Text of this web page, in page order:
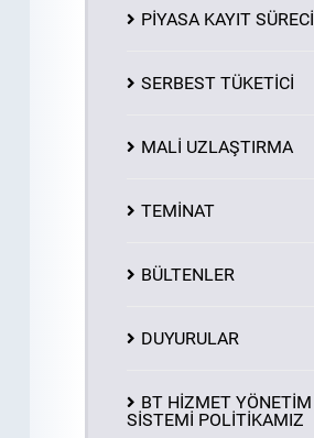
PİYASAKAYIT SÜRECİ
SERBEST TÜKETİCİ
MALİ UZLAŞTIRMA
TEMİNAT
BÜLTENLER
DUYURULAR
BT HİZMET YÖNETİM
SİSTEMİ POLİTİKAMIZ